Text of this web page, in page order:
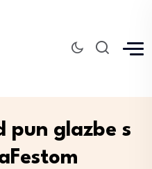
pun glazbe s